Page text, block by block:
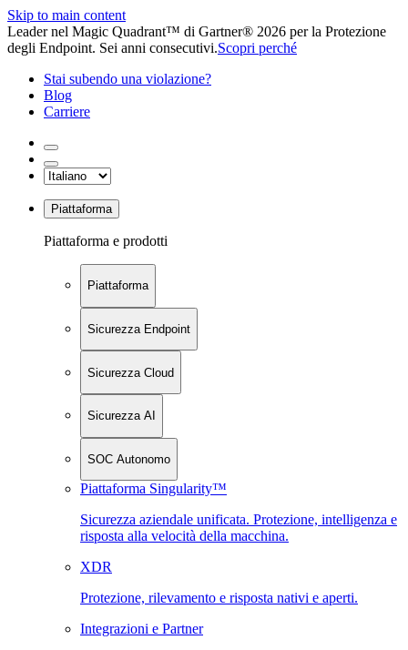
Skip to main content
Leader nel Magic Quadrant™ di Gartner® 2026 per la Protezione
degli Endpoint. Sei anni consecutivi.Scopri perché
Stai subendo una violazione?
Blog
Carriere
Piattaforma
Piattaforma e prodotti
Piattaforma
Sicurezza Endpoint
Sicurezza Cloud
Sicurezza AI
SOC Autonomo
Piattaforma Singularity™
Sicurezza aziendale unificata. Protezione, intelligenza e
risposta alla velocità della macchina.
XDR
Protezione, rilevamento e risposta nativi e aperti.
Integrazioni e Partner